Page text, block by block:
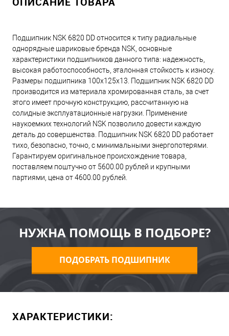
Подшипник NSK 6820 DD относится к типу радиальные
однорядные шариковые бренда NSK, основные
характеристики подшипников данного типа: надежность,
высокая работоспособность, эталонная стойкость к износу.
Размеры подшипника 100x125x13. Подшипник NSK 6820 DD
производится из материала хромированная сталь, за счет
этого имеет прочную конструкцию, рассчитанную на
солидные эксплуатационные нагрузки. Применение
наукоемких технологий NSK позволило довести каждую
деталь до совершенства. Подшипник NSK 6820 DD работает
тихо, безопасно, точно, с минимальными энергопотерями.
Гарантируем оригинальное происхождение товара,
поставляем поштучно от 5600.00 рублей и крупными
партиями, цена от 4600.00 рублей.
НУЖНА ПОМОЩЬ В ПОДБОРЕ?
ПОДОБРАТЬ ПОДШИПНИК
ХАРАКТЕРИСТИКИ: